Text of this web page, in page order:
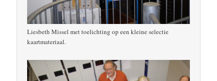
Liesbeth Missel met toelichting op een kleine selectie
kaartmateriaal.